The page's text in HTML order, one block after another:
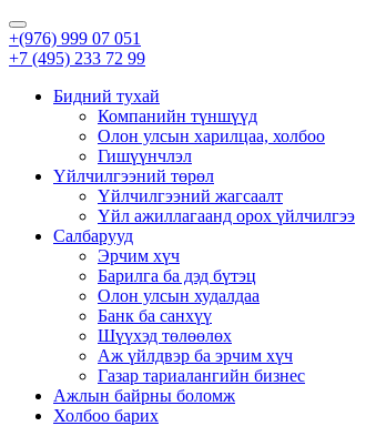
+(976) 999 07 051
+7 (495) 233 72 99
Бидний тухай
Компанийн түншүүд
Олон улсын харилцаа, холбоо
Гишүүнчлэл
Үйлчилгээний төрөл
Үйлчилгээний жагсаалт
Үйл ажиллагаанд орох үйлчилгээ
Салбарууд
Эрчим хүч
Барилга ба дэд бүтэц
Олон улсын худалдаа
Банк ба санхүү
Шүүхэд төлөөлөх
Аж үйлдвэр ба эрчим хүч
Газар тариалангийн бизнес
Ажлын байрны боломж
Холбоо барих